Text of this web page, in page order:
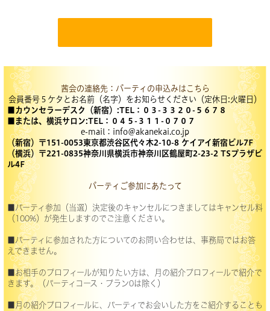
茜会の連絡先：パーティの申込みはこちら
会員番号５ケタとお名前（名字）をお知らせください（定休日 :火曜日）
■カウンセラーデスク（新宿）:TEL：０３-３３２０-５６７８
■または、横浜サロン:TEL：０４５-３１１-０７０７
e-mail ： info＠akanekai.co.jp
（新宿）〒151-0053東京都渋谷区代々木2-10-8 ケイアイ新宿ビル7F
（横浜）〒221-0835神奈川県横浜市神奈川区鶴屋町2-23-2 TSプラザビ
ル4F
パーティご参加にあたって
■パーティ参加（当選）決定後のキャンセルにつきましてはキャンセル料
（100%）が発生しますのでご注意ください。
■パーティに参加された方についてのお問い合わせは、事務局ではお答
えできません。
■お相手のプロフィールが知りたい方は、月の紹介プロフィールで紹介で
きます。（パーティコース・プラン0は除く）
■月の紹介プロフィールに、パーティでお会いした方をご紹介することも